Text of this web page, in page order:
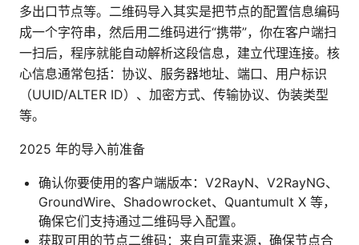
多出口节点等。二维码导入其实是把节点的配置信息编码
成一个字符串，然后用二维码进行“携带”，你在客户端扫
一扫后，程序就能自动解析这段信息，建立代理连接。核
心信息通常包括：协议、服务器地址、端口、用户标识
（UUID/ALTER ID）、加密方式、传输协议、伪装类型
等。
2025 年的导入前准备
确认你要使用的客户端版本：V2RayN、V2RayNG、
GroundWire、Shadowrocket、Quantumult X 等，
确保它们支持通过二维码导入配置。
获取可用的节点二维码：来自可靠来源，确保节点合